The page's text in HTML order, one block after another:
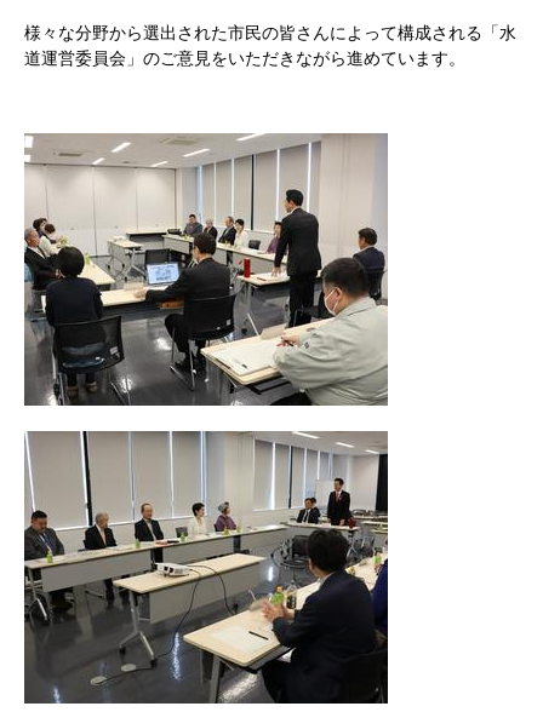
様々な分野から選出された市民の皆さんによって構成される「水
道運営委員会」のご意見をいただきながら進めています。